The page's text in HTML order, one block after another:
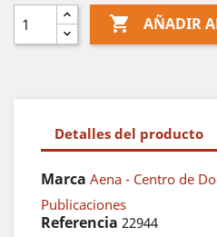
 AÑADIR
Detalles del producto
Marca Aena - Centro de
Publicaciones
Referencia 22944